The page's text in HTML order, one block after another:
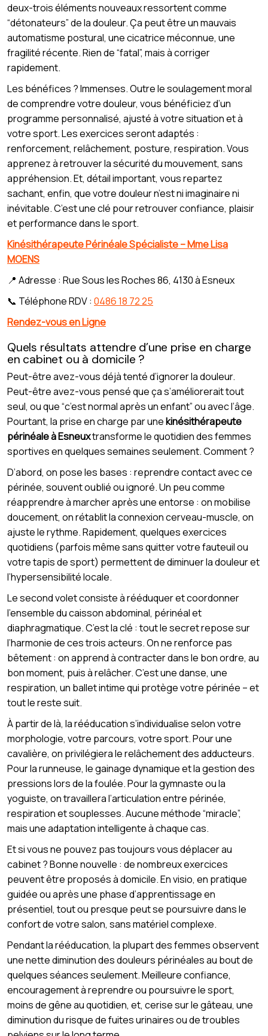
deux-trois éléments nouveaux ressortent comme
“détonateurs” de la douleur. Ça peut être un mauvais
automatisme postural, une cicatrice méconnue, une
fragilité récente. Rien de “fatal”, mais à corriger
rapidement.
Les bénéfices ? Immenses. Outre le soulagement moral
de comprendre votre douleur, vous bénéficiez d’un
programme personnalisé, ajusté à votre situation et à
votre sport. Les exercices seront adaptés :
renforcement, relâchement, posture, respiration. Vous
apprenez à retrouver la sécurité du mouvement, sans
appréhension. Et, détail important, vous repartez
sachant, enfin, que votre douleur n’est ni imaginaire ni
inévitable. C’est une clé pour retrouver confiance, plaisir
et performance dans le sport.
Kinésithérapeute Périnéale Spécialiste – Mme Lisa
MOENS
📍 Adresse : Rue Sous les Roches 86, 4130 à Esneux
📞 Téléphone RDV : 0486 18 72 25
Rendez-vous en Ligne
Quels résultats attendre d’une prise en charge
en cabinet ou à domicile ?
Peut-être avez-vous déjà tenté d’ignorer la douleur.
Peut-être avez-vous pensé que ça s’améliorerait tout
seul, ou que “c’est normal après un enfant” ou avec l’âge.
Pourtant, la prise en charge par unekinésithérapeute
périnéale à Esneuxtransforme le quotidien des femmes
sportives en quelques semaines seulement. Comment ?
D’abord, on pose les bases : reprendre contact avec ce
périnée, souvent oublié ou ignoré. Un peu comme
réapprendre à marcher après une entorse : on mobilise
doucement, on rétablit la connexion cerveau-muscle, on
ajuste le rythme. Rapidement, quelques exercices
quotidiens (parfois même sans quitter votre fauteuil ou
votre tapis de sport) permettent de diminuer la douleur et
l’hypersensibilité locale.
Le second volet consiste à rééduquer et coordonner
l’ensemble du caisson abdominal, périnéal et
diaphragmatique. C’est la clé : tout le secret repose sur
l’harmonie de ces trois acteurs. On ne renforce pas
bêtement : on apprend à contracter dans le bon ordre, au
bon moment, puis à relâcher. C’est une danse, une
respiration, un ballet intime qui protège votre périnée – et
tout le reste suit.
À partir de là, la rééducation s’individualise selon votre
morphologie, votre parcours, votre sport. Pour une
cavalière, on privilégiera le relâchement des adducteurs.
Pour la runneuse, le gainage dynamique et la gestion des
pressions lors de la foulée. Pour la gymnaste ou la
yoguiste, on travaillera l’articulation entre périnée,
respiration et souplesses. Aucune méthode “miracle”,
mais une adaptation intelligente à chaque cas.
Et si vous ne pouvez pas toujours vous déplacer au
cabinet ? Bonne nouvelle : de nombreux exercices
peuvent être proposés à domicile. En visio, en pratique
guidée ou après une phase d’apprentissage en
présentiel, tout ou presque peut se poursuivre dans le
confort de votre salon, sans matériel complexe.
Pendant la rééducation, la plupart des femmes observent
une nette diminution des douleurs périnéales au bout de
quelques séances seulement. Meilleure confiance,
encouragement à reprendre ou poursuivre le sport,
moins de gêne au quotidien, et, cerise sur le gâteau, une
diminution du risque de fuites urinaires ou de troubles